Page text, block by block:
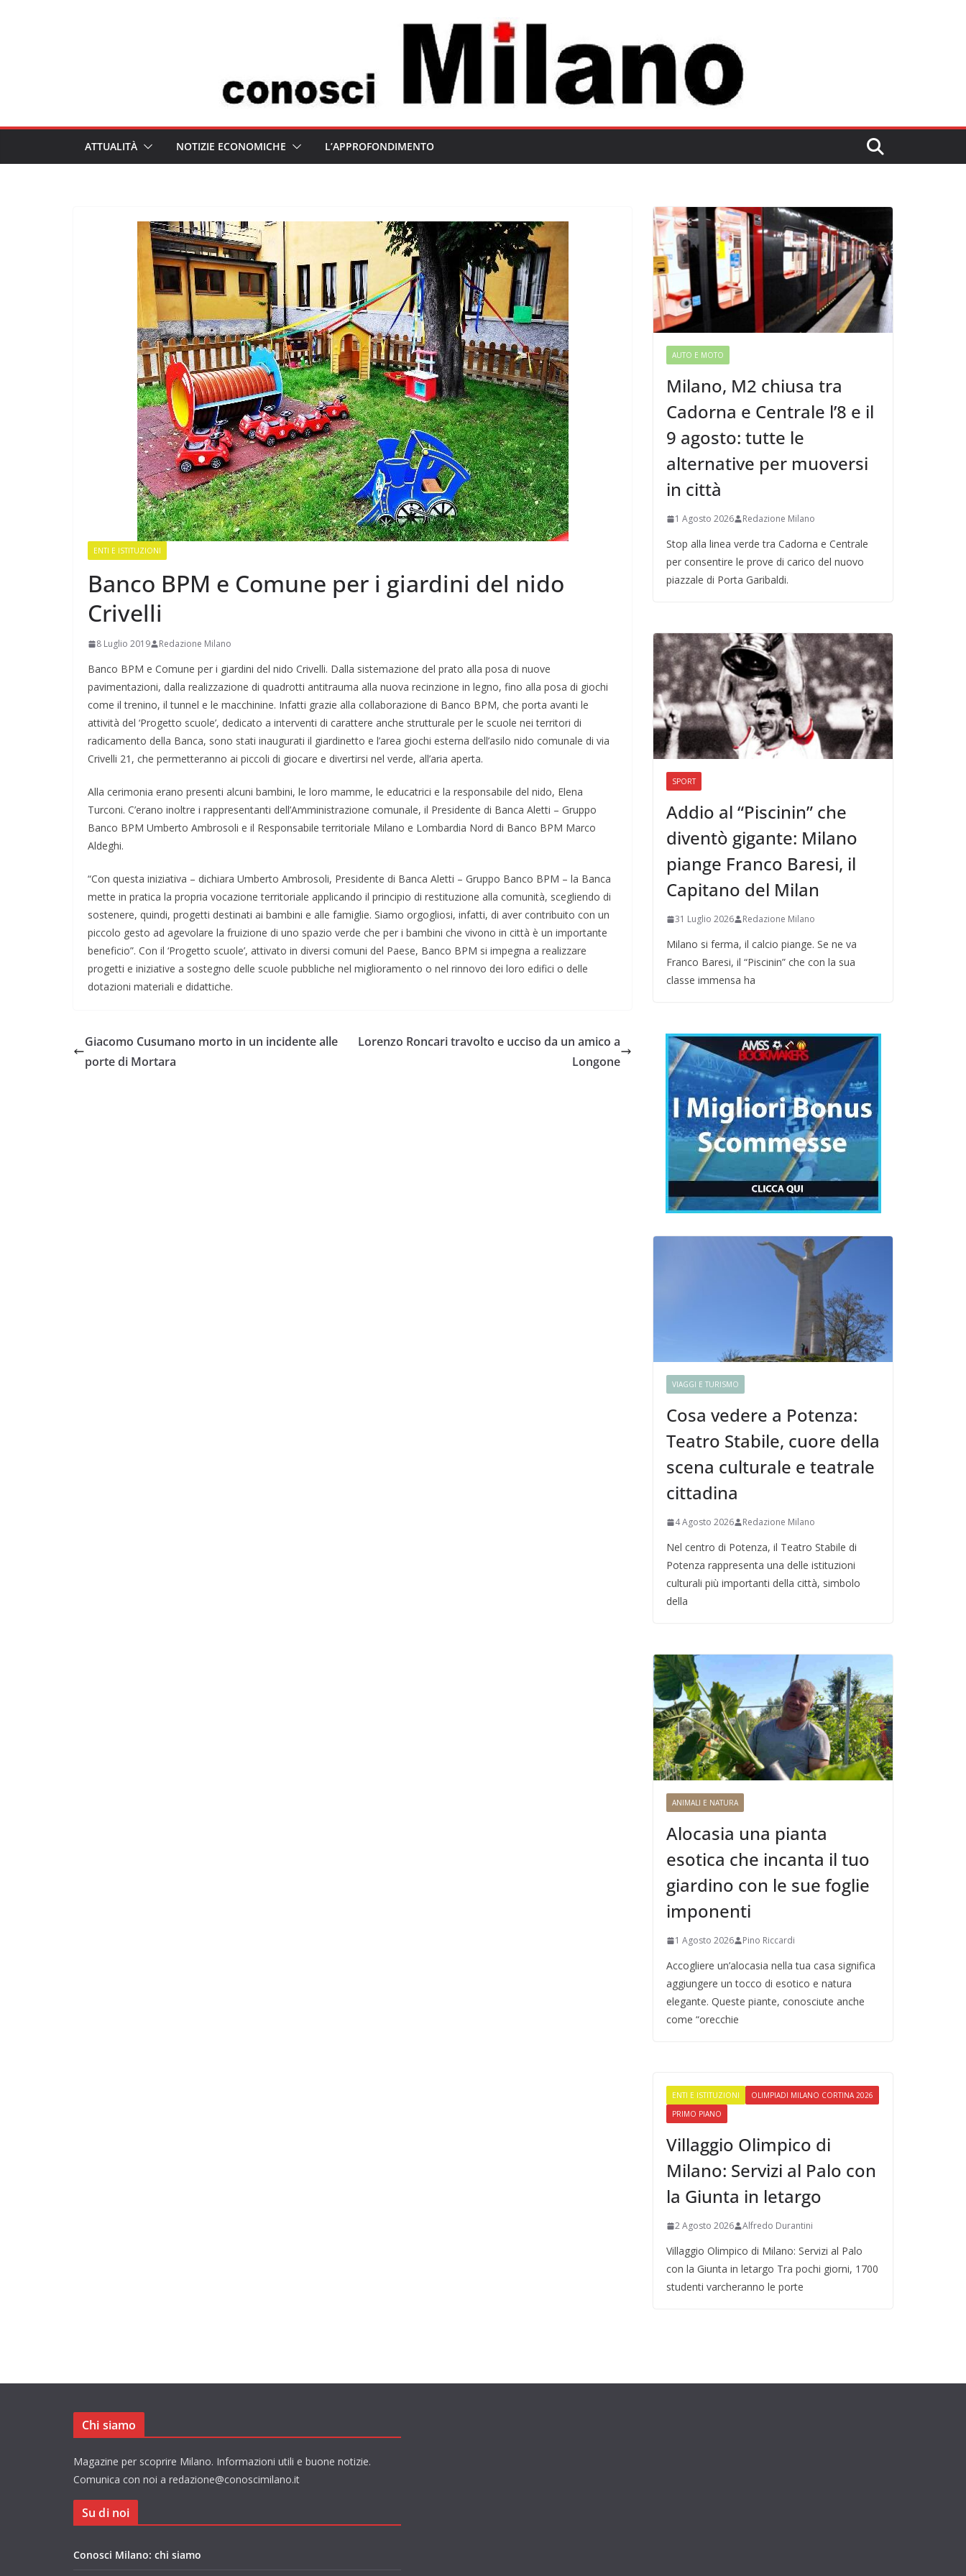
ATTUALITÀ NOTIZIE ECONOMICHE L’APPROFONDIMENTO
ENTI E ISTITUZIONI
Banco BPM e Comune per i giardini del nido
Crivelli
8 Luglio 2019 Redazione Milano
Banco BPM e Comune per i giardini del nido Crivelli. Dalla sistemazione del prato alla posa di nuove
pavimentazioni, dalla realizzazione di quadrotti antitrauma alla nuova recinzione in legno, fino alla posa di giochi
come il trenino, il tunnel e le macchinine. Infatti grazie alla collaborazione di Banco BPM, che porta avanti le
attività del ‘Progetto scuole’, dedicato a interventi di carattere anche strutturale per le scuole nei territori di
radicamento della Banca, sono stati inaugurati il giardinetto e l’area giochi esterna dell’asilo nido comunale di via
Crivelli 21, che permetteranno ai piccoli di giocare e divertirsi nel verde, all’aria aperta.
Alla cerimonia erano presenti alcuni bambini, le loro mamme, le educatrici e la responsabile del nido, Elena
Turconi. C’erano inoltre i rappresentanti dell’Amministrazione comunale, il Presidente di Banca Aletti – Gruppo
Banco BPM Umberto Ambrosoli e il Responsabile territoriale Milano e Lombardia Nord di Banco BPM Marco
Aldeghi.
“Con questa iniziativa – dichiara Umberto Ambrosoli, Presidente di Banca Aletti – Gruppo Banco BPM – la Banca
mette in pratica la propria vocazione territoriale applicando il principio di restituzione alla comunità, scegliendo di
sostenere, quindi, progetti destinati ai bambini e alle famiglie. Siamo orgogliosi, infatti, di aver contribuito con un
piccolo gesto ad agevolare la fruizione di uno spazio verde che per i bambini che vivono in città è un importante
beneficio”. Con il ‘Progetto scuole’, attivato in diversi comuni del Paese, Banco BPM si impegna a realizzare
progetti e iniziative a sostegno delle scuole pubbliche nel miglioramento o nel rinnovo dei loro edifici o delle
dotazioni materiali e didattiche.
Giacomo Cusumano morto in un incidente alle
porte di Mortara
Lorenzo Roncari travolto e ucciso da un amico a
Longone
AUTO E MOTO
Milano, M2 chiusa tra
Cadorna e Centrale l’8 e il
9 agosto: tutte le
alternative per muoversi
in città
1 Agosto 2026 Redazione Milano
Stop alla linea verde tra Cadorna e Centrale
per consentire le prove di carico del nuovo
piazzale di Porta Garibaldi.
SPORT
Addio al “Piscinin” che
diventò gigante: Milano
piange Franco Baresi, il
Capitano del Milan
31 Luglio 2026 Redazione Milano
Milano si ferma, il calcio piange. Se ne va
Franco Baresi, il “Piscinin” che con la sua
classe immensa ha
VIAGGI E TURISMO
Cosa vedere a Potenza:
Teatro Stabile, cuore della
scena culturale e teatrale
cittadina
4 Agosto 2026 Redazione Milano
Nel centro di Potenza, il Teatro Stabile di
Potenza rappresenta una delle istituzioni
culturali più importanti della città, simbolo
della
ANIMALI E NATURA
Alocasia una pianta
esotica che incanta il tuo
giardino con le sue foglie
imponenti
1 Agosto 2026 Pino Riccardi
Accogliere un’alocasia nella tua casa significa
aggiungere un tocco di esotico e natura
elegante. Queste piante, conosciute anche
come “orecchie
ENTI E ISTITUZIONI
OLIMPIADI MILANO CORTINA 2026
PRIMO PIANO
Villaggio Olimpico di
Milano: Servizi al Palo con
la Giunta in letargo
2 Agosto 2026 Alfredo Durantini
Villaggio Olimpico di Milano: Servizi al Palo
con la Giunta in letargo Tra pochi giorni, 1700
studenti varcheranno le porte
Chi siamo
Magazine per scoprire Milano. Informazioni utili e buone notizie.
Comunica con noi a redazione@conoscimilano.it
Su di noi
Conosci Milano: chi siamo